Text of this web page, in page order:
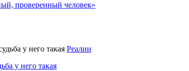
проверенный человек»
Реалии
у него такая